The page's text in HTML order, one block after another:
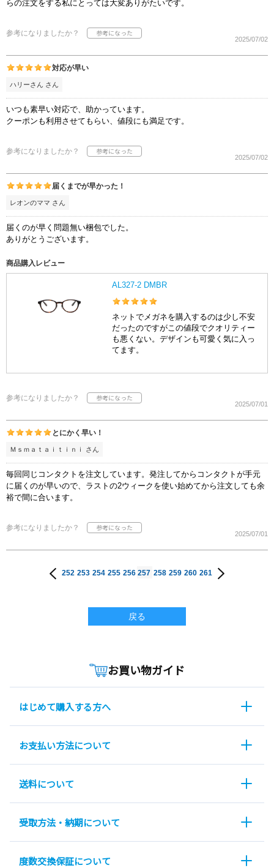
らの注文をする私にとっては大変ありがたいです。
参考になりましたか？
2025/07/02
対応が早い
ハリーさん さん
いつも素早い対応で、助かっています。
クーポンも利用させてもらい、値段にも満足です。
参考になりましたか？
2025/07/02
届くまでが早かった！
レオンのママ さん
届くのが早く問題無い梱包でした。
ありがとうございます。
商品購入レビュー
AL327-2 DMBR
ネットでメガネを購入するのは少し不安
だったのですがこの値段でクオリティー
も悪くない。デザインも可愛く気に入っ
てます。
参考になりましたか？
2025/07/01
とにかく早い！
Ｍｓｍａｔａｉｔｉｎｉ さん
毎回同じコンタクトを注文しています。発注してからコンタクトが手元
に届くのが早いので、ラストの2ウィークを使い始めてから注文しても余
裕で間に合います。
参考になりましたか？
2025/07/01
252 253 254 255 256 257 258 259 260 261
戻る
お買い物ガイド
はじめて購入する方へ
お支払い方法について
送料について
受取方法・納期について
度数交換保証について